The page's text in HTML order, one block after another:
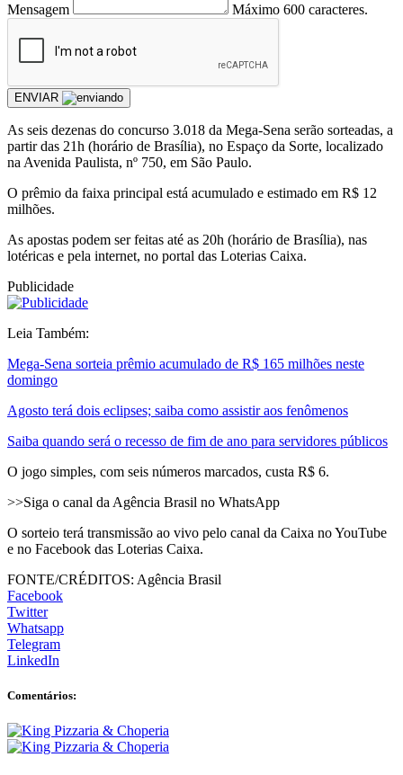
Mensagem Máximo 600 caracteres.
ENVIAR
As seis dezenas do concurso 3.018 da Mega-Sena serão sorteadas, a
partir das 21h (horário de Brasília), no Espaço da Sorte, localizado
na Avenida Paulista, nº 750, em São Paulo.
O prêmio da faixa principal está acumulado e estimado em R$ 12
milhões.
As apostas podem ser feitas até as 20h (horário de Brasília), nas
lotéricas e pela internet, no portal das Loterias Caixa.
Publicidade
Leia Também:
Mega-Sena sorteia prêmio acumulado de R$ 165 milhões neste
domingo
Agosto terá dois eclipses; saiba como assistir aos fenômenos
Saiba quando será o recesso de fim de ano para servidores públicos
O jogo simples, com seis números marcados, custa R$ 6.
>>Siga o canal da Agência Brasil no WhatsApp
O sorteio terá transmissão ao vivo pelo canal da Caixa no YouTube
e no Facebook das Loterias Caixa.
FONTE/CRÉDITOS: Agência Brasil
Facebook
Twitter
Whatsapp
Telegram
LinkedIn
Comentários: